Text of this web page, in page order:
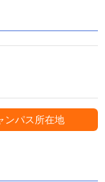
ンパス所在地